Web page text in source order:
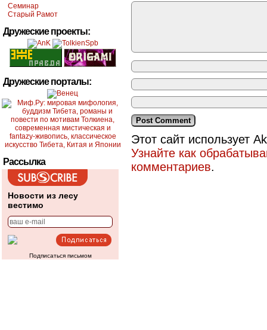
Семинар
Старый Рамот
Дружеские проекты:
Дружеские порталы:
Рассылка
Новости из лесу
вестимо
Подписаться письмом
Этот сайт использует
Узнайте как
комментариев.